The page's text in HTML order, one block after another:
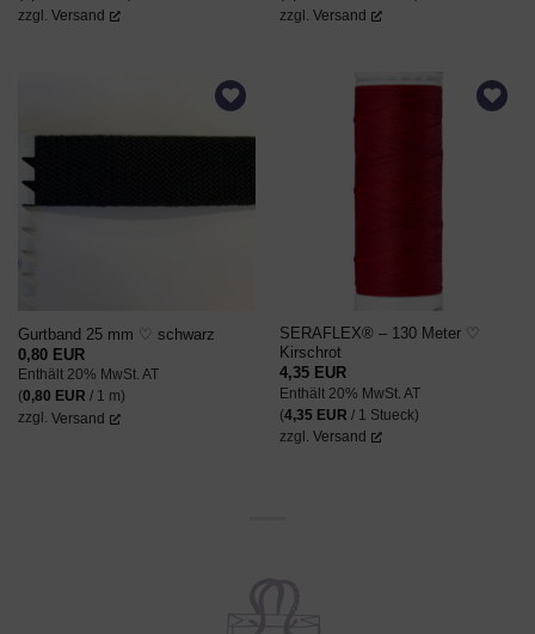
zzgl. Versand
zzgl. Versand
Gurtband 25 mm ♡ schwarz
0,80 EUR
Enthält 20% MwSt. AT
(0,80 EUR / 1 m)
zzgl. Versand
SERAFLEX® – 130 Meter ♡
Kirschrot
4,35 EUR
Enthält 20% MwSt. AT
(4,35 EUR / 1 Stueck)
zzgl. Versand